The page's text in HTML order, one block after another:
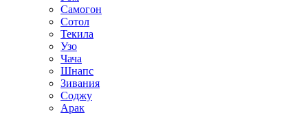
Самогон
Сотол
Текила
Узо
Чача
Шнапс
Зивания
Соджу
Арак